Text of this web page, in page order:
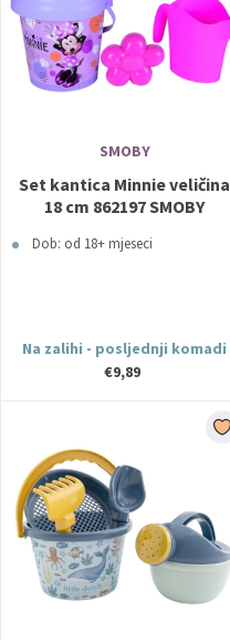
SMOBY
Set kantica Minnie veličina
18 cm 862197 SMOBY
Dob: od 18+ mjeseci
Na zalihi - posljednji komadi
€9,89